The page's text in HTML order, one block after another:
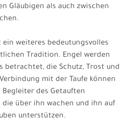
Gläubigen als auch zwischen
ein weiteres bedeutungsvolles
Tradition. Engel werden
betrachtet, die Schutz, Trost und
mit der Taufe können
des Getauften
die über ihn wachen und ihn auf
unterstützen.